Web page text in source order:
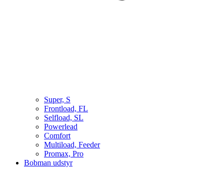
Super, S
Frontload, FL
Selfload, SL
Powerlead
Comfort
Multiload, Feeder
Promax, Pro
Bobman udstyr